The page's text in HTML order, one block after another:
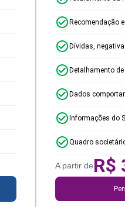
Recomendação
Dívidas,
Detalhamento
Dados
Informações do
Quadro
A partir deR$